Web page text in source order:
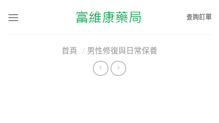
查詢訂單
首頁 / 男性修復與日常保養